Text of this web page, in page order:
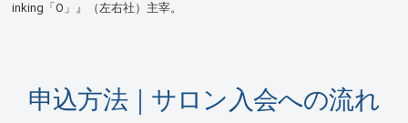
inking「O」』（左右社）主宰。
申込方法｜サロン入会への流れ